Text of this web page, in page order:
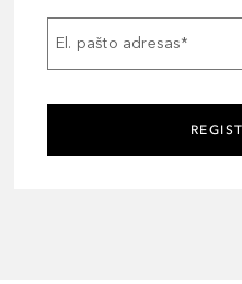
El. pašto adresas*